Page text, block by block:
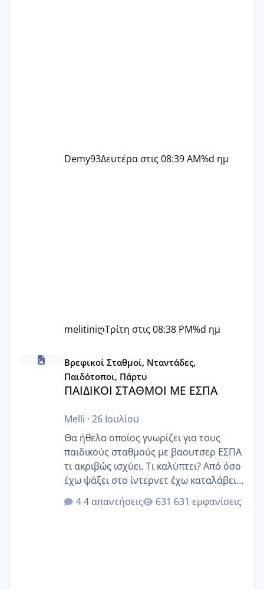
Demy93Δευτέρα στις 08:39 AM%d ημ
melitiniღΤρίτη στις 08:38 PM%d ημ
ΠΑΙΔΙΚΟΙ ΣΤΑΘΜΟΙ ΜΕ ΕΣΠΑ
Βρεφικοί Σταθμοί, Νταντάδες,
Παιδότοποι, Πάρτυ
ΠΑΙΔΙΚΟΙ ΣΤΑΘΜΟΙ ΜΕ ΕΣΠΑ
Melli · 26 Ιουλίου
Θα ήθελα οποίος γνωρίζει για τους
παιδικούς σταθμούς με βαουτσερ ΕΣΠΑ
τι ακριβώς ισχύει. Τι καλύπτει? Από όσο
έχω ψάξει στο ίντερνετ έχω καταλάβει
ότι το βαουτσερ καλύπτει όλα τα
δίδακτρα και τα τροφεια του ιδιωτικού
4 απαντήσεις 631 εμφανίσεις